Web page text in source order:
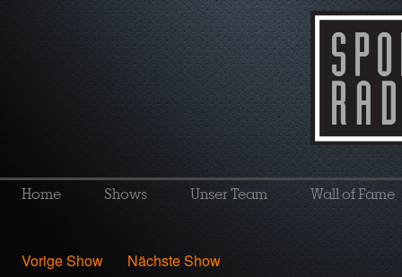
Home Shows Unser Team Wall of Fame
Vorige Show Nächste Show